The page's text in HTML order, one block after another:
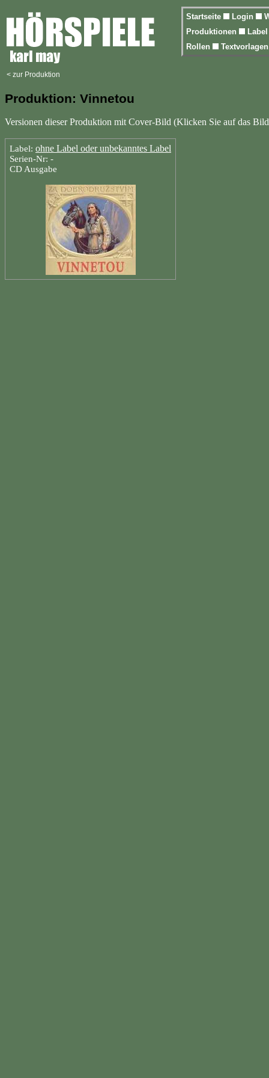
Startseite Login
Produktionen
Rollen
< zur Produktion
Produktion: Vinnetou
Versionen dieser Produktion mit Cover-Bild (Klicken Sie auf das
Label: ohne Label oder unbekanntes Label
Serien-Nr: -
CD Ausgabe